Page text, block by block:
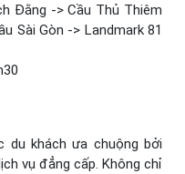
Đằng -> Cầu Thủ Thiêm
Sài Gòn -> Landmark 81
du khách ưa chuộng bởi
vụ đẳng cấp. Không chỉ